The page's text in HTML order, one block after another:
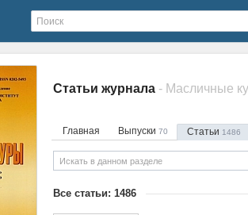
Статьи журнала
Главная Выпуски 70 Статьи 1486
Все статьи: 1486